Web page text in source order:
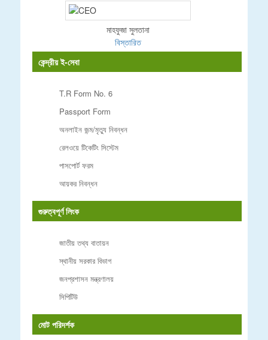
মাহফুজা সুলতানা
বিস্তারিত
কেন্দ্রীয় ই-সেবা
T.R Form No. 6
Passport Form
অনলাইন জন্ম/মৃত্যু নিবন্ধন
রেলওয়ে টিকেটিং সিস্টেম
পাসপোর্ট ফরম
আয়কর নিবন্ধন
গুরুত্বপূর্ণ লিংক
জাতীয় তথ্য বাতায়ন
স্থানীয় সরকার বিভাগ
জনপ্রশাসন মন্ত্রণালয়
সিপিটিউ
মোট পরিদর্শক